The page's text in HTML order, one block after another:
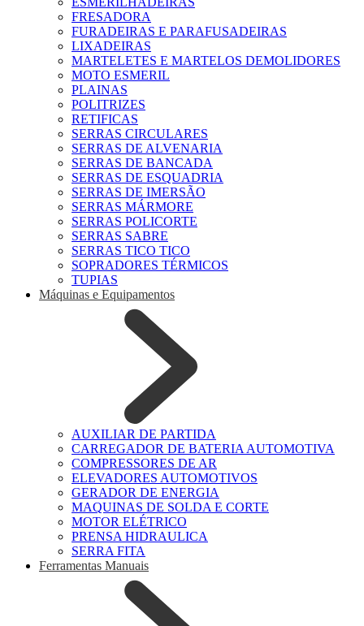
FRESADORA
FURADEIRAS E PARAFUSADEIRAS
LIXADEIRAS
MARTELETES E MARTELOS DEMOLIDORES
MOTO ESMERIL
PLAINAS
POLITRIZES
RETIFICAS
SERRAS CIRCULARES
SERRAS DE ALVENARIA
SERRAS DE BANCADA
SERRAS DE ESQUADRIA
SERRAS DE IMERSÃO
SERRAS MÁRMORE
SERRAS POLICORTE
SERRAS SABRE
SERRAS TICO TICO
SOPRADORES TÉRMICOS
TUPIAS
Máquinas e Equipamentos
AUXILIAR DE PARTIDA
CARREGADOR DE BATERIA AUTOMOTIVA
COMPRESSORES DE AR
ELEVADORES AUTOMOTIVOS
GERADOR DE ENERGIA
MAQUINAS DE SOLDA E CORTE
MOTOR ELÉTRICO
PRENSA HIDRAULICA
SERRA FITA
Ferramentas Manuais